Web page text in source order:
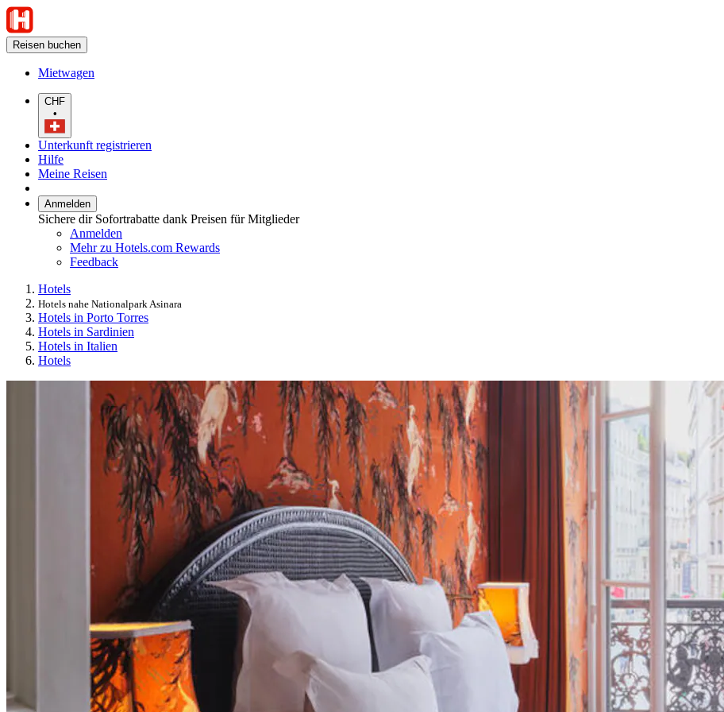
Reisen buchen
Mietwagen
CHF
•
Unterkunft registrieren
Hilfe
Meine Reisen
Anmelden
Sichere dir Sofortrabatte dank Preisen für Mitglieder
Anmelden
Mehr zu Hotels.com Rewards
Feedback
Hotels
Hotels nahe Nationalpark Asinara
Hotels in Porto Torres
Hotels in Sardinien
Hotels in Italien
Hotels